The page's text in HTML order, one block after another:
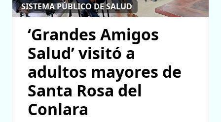
SISTEMA PÚBLICO DE SALUD
‘Grandes Amigos
Salud’ visitó a
adultos mayores de
Santa Rosa del
Conlara